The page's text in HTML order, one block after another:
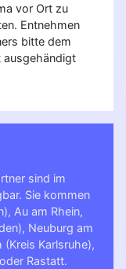
vor Ort zu
Entnehmen
bitte dem
ausgehändigt
sind im
Sie kommen
, Au am Rhein,
, Neuburg am
(Kreis Karlsruhe),
oder Rastatt.